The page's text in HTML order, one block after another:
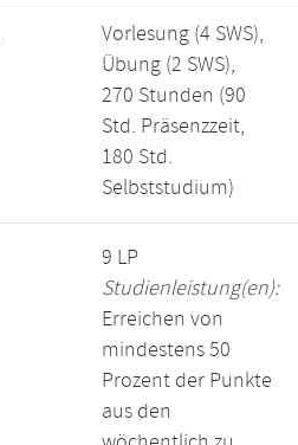
Vorlesung (4 SWS),
Übung (2 SWS),
270 Stunden (90
Std. Präsenzzeit,
180 Std.
Selbststudium)
9 LP
Studienleistung(en):
Erreichen von
mindestens 50
Prozent der Punkte
aus den